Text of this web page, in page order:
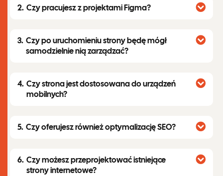
Czy pracujesz z projektami Figma?
Czy po uruchomieniu strony będę mógł
samodzielnie nią zarządzać?
Czy strona jest dostosowana do urządzeń
mobilnych?
Czy oferujesz również optymalizację SEO?
Czy możesz przeprojektować istniejące
strony internetowe?